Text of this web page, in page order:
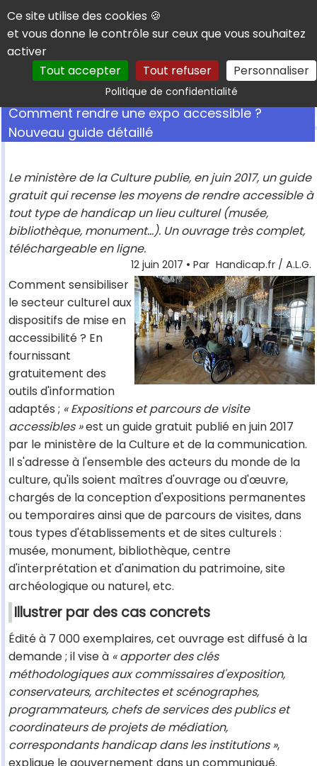
Panneau de gestion des cookies
Ce site utilise des cookies 🍪
et vous donne le contrôle sur ceux que vous souhaitez
activer
Tout accepter
Tout refuser Personnaliser
Politique de confidentialitéRechercher
Comment rendre une expo accessible ?
Nouveau guide détaillé
Le ministère de la Culture publie, en juin 2017, un guide
gratuit qui recense les moyens de rendre accessible à
tout type de handicap un lieu culturel (musée,
bibliothèque, monument...). Un ouvrage très complet,
téléchargeable en ligne.
12 juin 2017 • Par Handicap.fr / A.L.G.
Comment sensibiliser
le secteur culturel aux
dispositifs de mise en
accessibilité ? En
fournissant
gratuitement des
outils d'information
adaptés ; « Expositions et parcours de visite
accessibles »est un guide gratuit publié en juin 2017
par le ministère de la Culture et de la communication.
Il s'adresse à l'ensemble des acteurs du monde de la
culture, qu'ils soient maîtres d'ouvrage ou d'œuvre,
chargés de la conception d'expositions permanentes
ou temporaires ainsi que de parcours de visites, dans
tous types d'établissements et de sites culturels :
musée, monument, bibliothèque, centre
d'interprétation et d'animation du patrimoine, site
archéologique ou naturel, etc.
Illustrer par des cas concrets
Édité à 7 000 exemplaires, cet ouvrage est diffusé à la
demande ; il vise à « apporter des clés
méthodologiques aux commissaires d'exposition,
conservateurs, architectes et scénographes,
programmateurs, chefs de services des publics et
coordinateurs de projets de médiation,
correspondants handicap dans les institutions »,